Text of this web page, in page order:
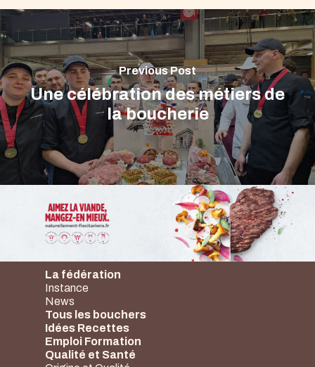
Previous Post
Une célébration des métiers de
la boucherie
La fédération
Instance
News
Tous les bouchers
Idées Recettes
Emploi Formation
Qualité et Santé